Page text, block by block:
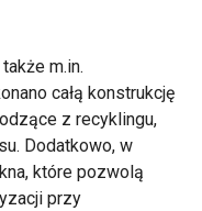
m.in.
całą konstrukcję
z recyklingu,
Dodatkowo, w
które pozwolą
przy